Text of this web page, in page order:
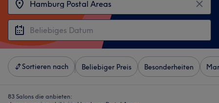
Sortieren nach Beliebiger Preis Besonderheiten
83 Salons die anbieten: